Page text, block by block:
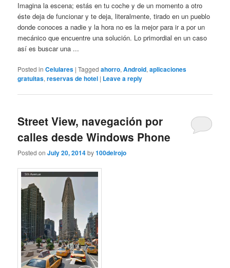
Imagina la escena; estás en tu coche y de un momento a otro
éste deja de funcionar y te deja, literalmente, tirado en un pueblo
donde conoces a nadie y la hora no es la mejor para ir a por un
mecánico que encuentre una solución. Lo primordial en un caso
así es buscar una ...
Posted in Celulares |Tagged ahorro,Android,aplicaciones
gratuitas,reservas de hotel | Leave a reply
Street View, navegación por
calles desde Windows Phone
Posted onJuly 20, 2014by100delrojo